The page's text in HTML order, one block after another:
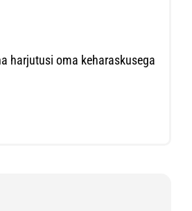
harjutusi oma keharaskusega